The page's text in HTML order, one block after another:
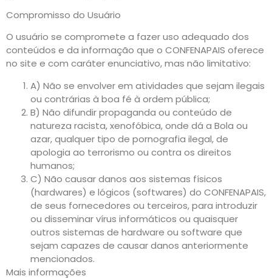
Compromisso do Usuário
O usuário se compromete a fazer uso adequado dos
conteúdos e da informação que o CONFENAPAIS oferece
no site e com caráter enunciativo, mas não limitativo:
A) Não se envolver em atividades que sejam ilegais
ou contrárias à boa fé à ordem pública;
B) Não difundir propaganda ou conteúdo de
natureza racista, xenofóbica, onde dá a Bola ou
azar, qualquer tipo de pornografia ilegal, de
apologia ao terrorismo ou contra os direitos
humanos;
C) Não causar danos aos sistemas físicos
(hardwares) e lógicos (softwares) do CONFENAPAIS,
de seus fornecedores ou terceiros, para introduzir
ou disseminar vírus informáticos ou quaisquer
outros sistemas de hardware ou software que
sejam capazes de causar danos anteriormente
mencionados.
Mais informações